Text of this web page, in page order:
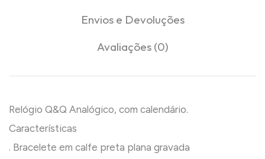
Envios e Devoluções
Avaliações (0)
Relógio Q&Q Analógico, com calendário.
Características
. Bracelete em calfe preta plana gravada